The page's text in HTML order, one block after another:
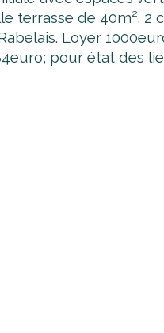
terrasse de 40m². 2
Loyer
pour état des